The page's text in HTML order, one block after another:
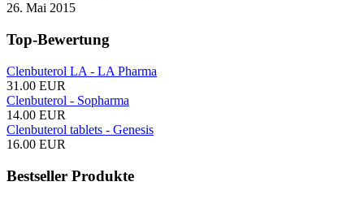
26. Mai 2015
Top-Bewertung
Clenbuterol LA - LA Pharma
31.00 EUR
Clenbuterol - Sopharma
14.00 EUR
Clenbuterol tablets - Genesis
16.00 EUR
Bestseller Produkte